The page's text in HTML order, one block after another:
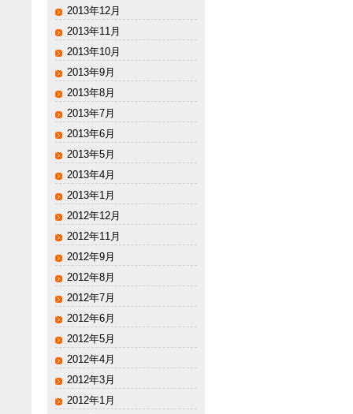
2013年12月
2013年11月
2013年10月
2013年9月
2013年8月
2013年7月
2013年6月
2013年5月
2013年4月
2013年1月
2012年12月
2012年11月
2012年9月
2012年8月
2012年7月
2012年6月
2012年5月
2012年4月
2012年3月
2012年1月